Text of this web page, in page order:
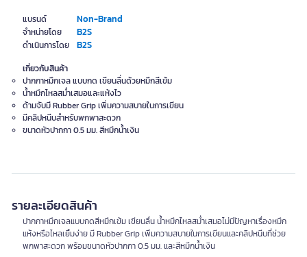
แบรนด์ Non-Brand
จำหน่ายโดย B2S
ดำเนินการโดย B2S
เกี่ยวกับสินค้า
ปากกาหมึกเจล แบบกด เขียนลื่นด้วยหมึกสีเข้ม
น้ำหมึกไหลสม่ำเสมอและแห้งไว
ด้ามจับมี Rubber Grip เพิ่มความสบายในการเขียน
มีคลิปหนีบสำหรับพกพาสะดวก
ขนาดหัวปากกา 0.5 มม. สีหมึกน้ำเงิน
รายละเอียดสินค้า
ปากกาหมึกเจลแบบกดสีหมึกเข้ม เขียนลื่น น้ำหมึกไหลสม่ำเสมอไม่มีปัญหาเรื่องหมึก
แห้งหรือไหลเยิ้มง่าย มี Rubber Grip เพิ่มความสบายในการเขียนและคลิปหนีบที่ช่วย
พกพาสะดวก พร้อมขนาดหัวปากกา 0.5 มม. และสีหมึกน้ำเงิน